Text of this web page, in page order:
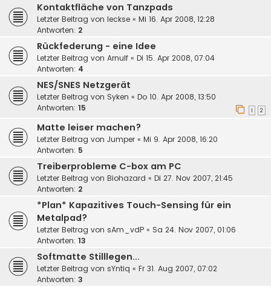
Kontaktfläche von Tanzpads
Letzter Beitrag von leckse « Mi 16. Apr 2008, 12:28
Antworten: 2
Rückfederung - eine Idee
Letzter Beitrag von Arnulf « Di 15. Apr 2008, 07:04
Antworten: 4
NES/SNES Netzgerät
Letzter Beitrag von Syken « Do 10. Apr 2008, 13:50
Antworten: 15 1 2
Matte leiser machen?
Letzter Beitrag von Jumper « Mi 9. Apr 2008, 16:20
Antworten: 5
Treiberprobleme C-box am PC
Letzter Beitrag von Biohazard « Di 27. Nov 2007, 21:45
Antworten: 2
*Plan* Kapazitives Touch-Sensing für ein
Metalpad?
Letzter Beitrag von sAm_vdP « Sa 24. Nov 2007, 01:06
Antworten: 13
Softmatte Stilllegen...
Letzter Beitrag von sYntiq « Fr 31. Aug 2007, 07:02
Antworten: 3